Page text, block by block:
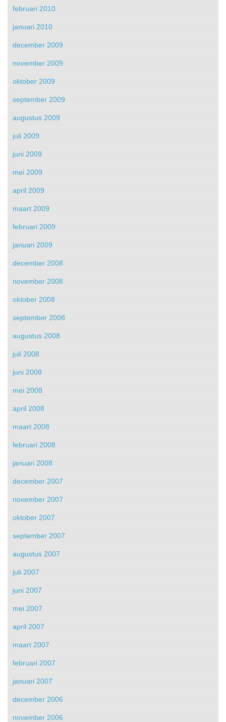
februari 2010
januari 2010
december 2009
november 2009
oktober 2009
september 2009
augustus 2009
juli 2009
juni 2009
mei 2009
april 2009
maart 2009
februari 2009
januari 2009
december 2008
november 2008
oktober 2008
september 2008
augustus 2008
juli 2008
juni 2008
mei 2008
april 2008
maart 2008
februari 2008
januari 2008
december 2007
november 2007
oktober 2007
september 2007
augustus 2007
juli 2007
juni 2007
mei 2007
april 2007
maart 2007
februari 2007
januari 2007
december 2006
november 2006